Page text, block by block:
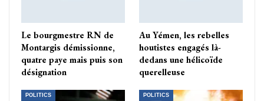
Le bourgmestre RN de
Montargis démissionne,
quatre paye mais puis son
désignation
Au Yémen, les rebelles
houtistes engagés là-
dedans une hélicoïde
querelleuse
POLITICS POLITICS